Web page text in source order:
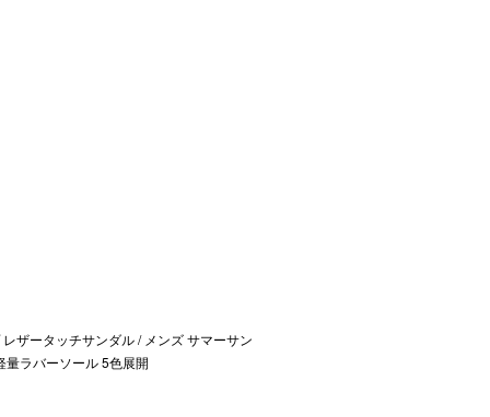
ザータッチサンダル / メンズ サマーサン
量ラバーソール 5色展開